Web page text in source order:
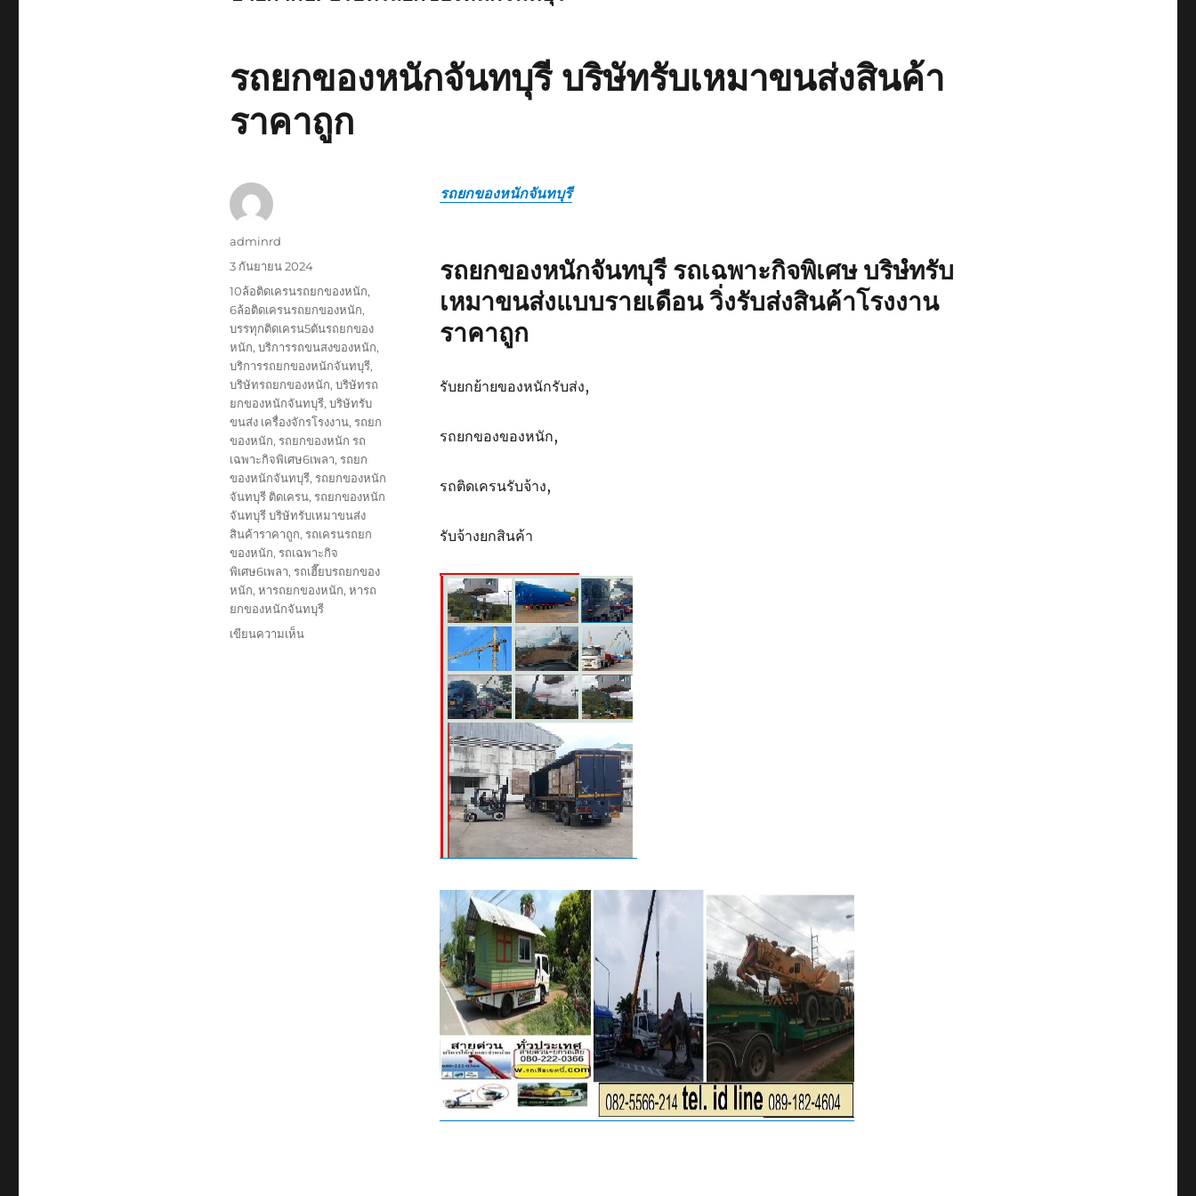
รถยกของหนักจันทบุรี บริษัทรับเหมาขนส่งสินค้า
ราคาถูก
รถยกของหนักจันทบุรี
รถยกของหนักจันทบุรี รถเฉพาะกิจพิเศษ บริษํทรับ
เหมาขนส่งแบบรายเดือน วิ่งรับส่งสินค้าโรงงาน
ราคาถูก
รับยกย้ายของหนักรับส่ง,
รถยกของของหนัก,
รถติดเครนรับจ้าง,
รับจ้างยกสินค้า
ผู้
เขียน
adminrd
เขียน
เมื่อ
3 กันยายน 2024
ป้าย
กำกับ
10ล้อติดเครนรถยกของหนัก,
6ล้อติดเครนรถยกของหนัก,
บรรทุกติดเครน5ตันรถยกของ
หนัก, บริการรถขนสงของหนัก,
บริการรถยกของหนักจันทบุรี,
บริษัทรถยกของหนัก, บริษัทรถ
ยกของหนักจันทบุรี, บริษัทรับ
ขนส่ง เครื่องจักรโรงงาน, รถยก
ของหนัก, รถยกของหนัก รถ
เฉพาะกิจพิเศษ6เพลา, รถยก
ของหนักจันทบุรี, รถยกของหนัก
จันทบุรี ติดเครน, รถยกของหนัก
จันทบุรี บริษัทรับเหมาขนส่ง
สินค้าราคาถูก, รถเครนรถยก
ของหนัก, รถเฉพาะกิจ
พิเศษ6เพลา, รถเฮี๊ยบรถยกของ
หนัก, หารถยกของหนัก, หารถ
ยกของหนักจันทบุรี
เขียนความเห็นบน